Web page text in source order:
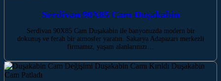
Serdivan 90X85 Cam Duşakabin
Serdivan 90X85 Cam Duşakabin ile banyonuzda modern bir
dokunuş ve ferah bir atmosfer yaratın. Sakarya Adapazarı merkezli
firmamız, yaşam alanlarınızı…